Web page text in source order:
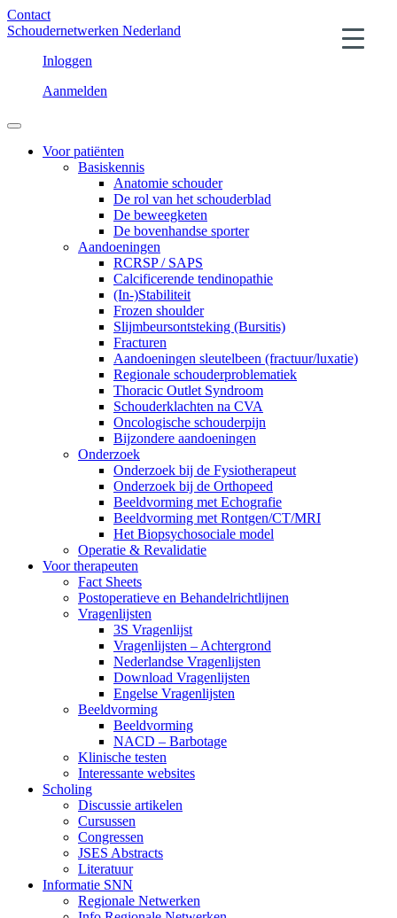
Contact
Schoudernetwerken Nederland
Inloggen
Aanmelden
Voor patiënten
Basiskennis
Anatomie schouder
De rol van het schouderblad
De beweegketen
De bovenhandse sporter
Aandoeningen
RCRSP / SAPS
Calcificerende tendinopathie
(In-)Stabiliteit
Frozen shoulder
Slijmbeursontsteking (Bursitis)
Fracturen
Aandoeningen sleutelbeen (fractuur/luxatie)
Regionale schouderproblematiek
Thoracic Outlet Syndroom
Schouderklachten na CVA
Oncologische schouderpijn
Bijzondere aandoeningen
Onderzoek
Onderzoek bij de Fysiotherapeut
Onderzoek bij de Orthopeed
Beeldvorming met Echografie
Beeldvorming met Rontgen/CT/MRI
Het Biopsychosociale model
Operatie & Revalidatie
Voor therapeuten
Fact Sheets
Postoperatieve en Behandelrichtlijnen
Vragenlijsten
3S Vragenlijst
Vragenlijsten – Achtergrond
Nederlandse Vragenlijsten
Download Vragenlijsten
Engelse Vragenlijsten
Beeldvorming
Beeldvorming
NACD – Barbotage
Klinische testen
Interessante websites
Scholing
Discussie artikelen
Cursussen
Congressen
JSES Abstracts
Literatuur
Informatie SNN
Regionale Netwerken